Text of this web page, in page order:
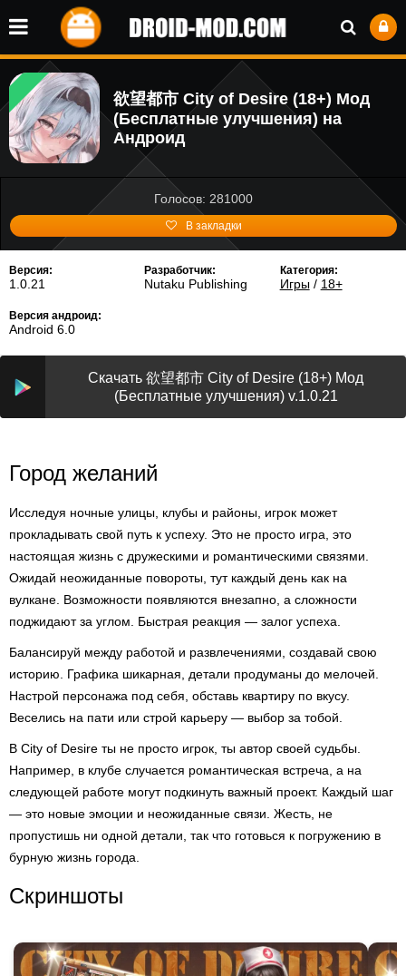
欲望都市 City of Desire (18+) Мод
(Бесплатные улучшения) на
Андроид
Голосов: 281000
В закладки
Версия:
1.0.21
Разработчик:
Nutaku Publishing
Категория:
Игры/ 18+
Версия андроид:
Android 6.0
Скачать 欲望都市 City of Desire (18+) Мод
(Бесплатные улучшения) v.1.0.21
Город желаний
Исследуя ночные улицы, клубы и районы, игрок может
прокладывать свой путь к успеху. Это не просто игра, это
настоящая жизнь с дружескими и романтическими связями.
Ожидай неожиданные повороты, тут каждый день как на
вулкане. Возможности появляются внезапно, а сложности
поджидают за углом. Быстрая реакция — залог успеха.
Балансируй между работой и развлечениями, создавай свою
историю. Графика шикарная, детали продуманы до мелочей.
Настрой персонажа под себя, обставь квартиру по вкусу.
Веселись на пати или строй карьеру — выбор за тобой.
В City of Desire ты не просто игрок, ты автор своей судьбы.
Например, в клубе случается романтическая встреча, а на
следующей работе могут подкинуть важный проект. Каждый шаг
— это новые эмоции и неожиданные связи. Жесть, не
пропустишь ни одной детали, так что готовься к погружению в
бурную жизнь города.
Скриншоты